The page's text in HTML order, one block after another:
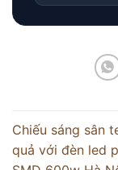
Chiếu sáng sân
quả với đèn led